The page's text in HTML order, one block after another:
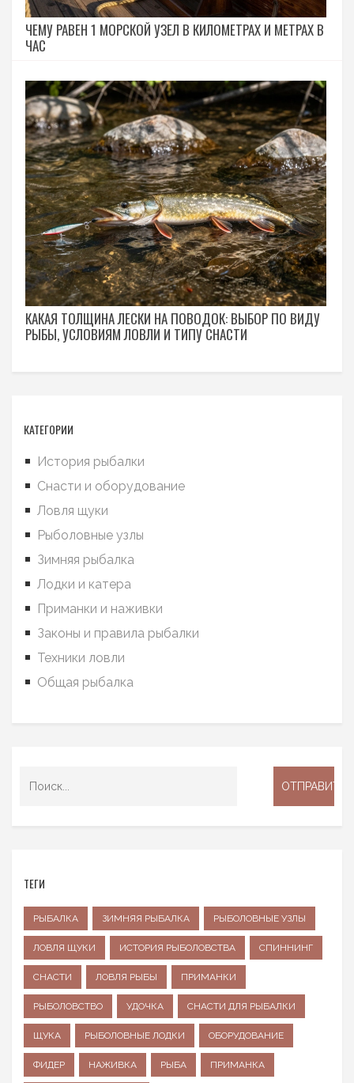
ЧЕМУ РАВЕН 1 МОРСКОЙ УЗЕЛ В КИЛОМЕТРАХ И МЕТРАХ В
ЧАС
КАКАЯ ТОЛЩИНА ЛЕСКИ НА ПОВОДОК: ВЫБОР ПО ВИДУ
РЫБЫ, УСЛОВИЯМ ЛОВЛИ И ТИПУ СНАСТИ
КАТЕГОРИИ
История рыбалки
Снасти и оборудование
Ловля щуки
Рыболовные узлы
Зимняя рыбалка
Лодки и катера
Приманки и наживки
Законы и правила рыбалки
Техники ловли
Общая рыбалка
ТЕГИ
РЫБАЛКА ЗИМНЯЯ РЫБАЛКА РЫБОЛОВНЫЕ УЗЛЫ
ЛОВЛЯ ЩУКИ ИСТОРИЯ РЫБОЛОВСТВА СПИННИНГ
СНАСТИ ЛОВЛЯ РЫБЫ ПРИМАНКИ
РЫБОЛОВСТВО УДОЧКА СНАСТИ ДЛЯ РЫБАЛКИ
ЩУКА РЫБОЛОВНЫЕ ЛОДКИ ОБОРУДОВАНИЕ
ФИДЕР НАЖИВКА РЫБА ПРИМАНКА